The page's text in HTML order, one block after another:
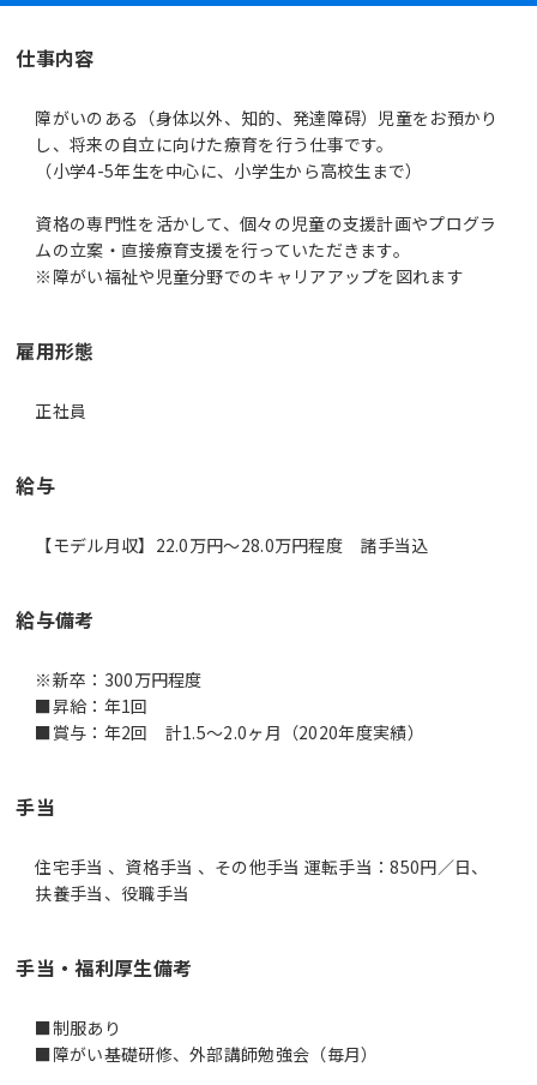
仕事内容
障がいのある（身体以外、知的、発達障碍）児童をお預かり
し、将来の自立に向けた療育を行う仕事です。
（小学4-5年生を中心に、小学生から高校生まで）
資格の専門性を活かして、個々の児童の支援計画やプログラ
ムの立案・直接療育支援を行っていただきます。
※障がい福祉や児童分野でのキャリアアップを図れます
雇用形態
正社員
給与
【モデル月収】22.0万円〜28.0万円程度 諸手当込
給与備考
※新卒：300万円程度
■昇給：年1回
■賞与：年2回 計1.5～2.0ヶ月（2020年度実績）
手当
住宅手当 、資格手当 、その他手当 運転手当：850円／日、
扶養手当、役職手当
手当・福利厚生備考
■制服あり
■障がい基礎研修、外部講師勉強会（毎月）